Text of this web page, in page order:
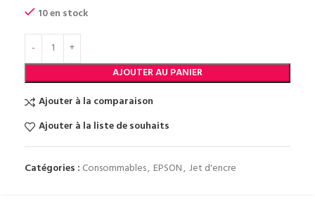
10 en stock
AJOUTER AU PANIER
Ajouter à la comparaison
Ajouter à la liste de souhaits
Catégories : Consommables, EPSON, Jet d'encre